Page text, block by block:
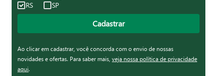
RS SP
Cadastrar
Ao clicar em cadastrar, você concorda com o envio de nossas
novidades e ofertas. Para saber mais, veja nossa política de privacidade
aqui.